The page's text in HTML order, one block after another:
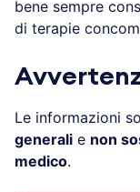
bene sempre
di terapie
Le informazioni
generali e non
medico.